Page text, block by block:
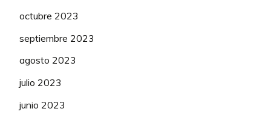
octubre 2023
septiembre 2023
agosto 2023
julio 2023
junio 2023